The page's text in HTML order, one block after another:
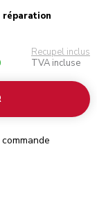
réparation
Recupel inclus
TVA incluse